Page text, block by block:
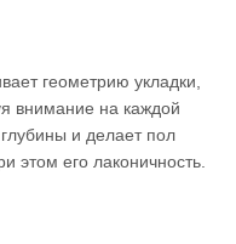
геометрию укладки,
внимание на каждой
и делает пол
этом его лаконичность.